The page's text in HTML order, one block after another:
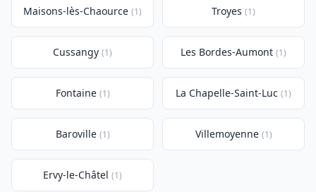
Maisons-lès-Chaource (1) Troyes (1)
Cussangy (1) Les Bordes-Aumont (1)
Fontaine (1) La Chapelle-Saint-Luc (1)
Baroville (1) Villemoyenne (1)
Ervy-le-Châtel (1)